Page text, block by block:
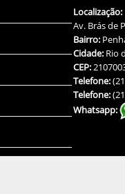
Localização:
Av. Brás de
Bairro:
Cidade: Rio
CEP:
Telefone:
Telefone:
Whatsapp: